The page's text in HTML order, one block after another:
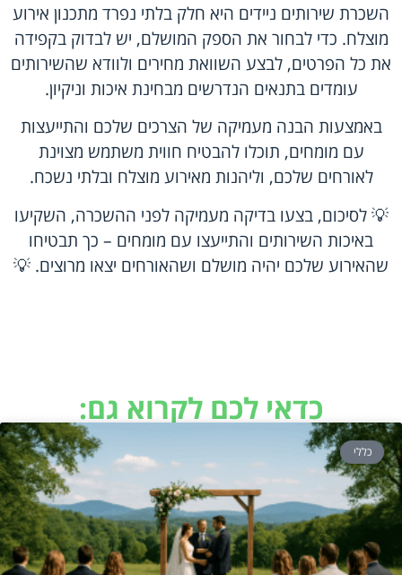
השכרת שירותים ניידים היא חלק בלתי נפרד מתכנון אירוע
מוצלח. כדי לבחור את הספק המושלם, יש לבדוק בקפידה
את כל הפרטים, לבצע השוואת מחירים ולוודא שהשירותים
עומדים בתנאים הנדרשים מבחינת איכות וניקיון.
באמצעות הבנה מעמיקה של הצרכים שלכם והתייעצות
עם מומחים, תוכלו להבטיח חווית משתמש מצוינת
לאורחים שלכם, וליהנות מאירוע מוצלח ובלתי נשכח.
💡 לסיכום, בצעו בדיקה מעמיקה לפני ההשכרה, השקיעו
באיכות השירותים והתייעצו עם מומחים – כך תבטיחו
שהאירוע שלכם יהיה מושלם ושהאורחים יצאו מרוצים. 💡
כדאי לכם לקרוא גם:
כללי